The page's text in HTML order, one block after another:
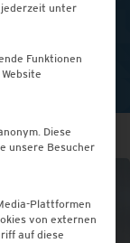
jederzeit unter
für die
Funktionen
Diese
unsere Besucher
Plattformen
von externen
auf diese